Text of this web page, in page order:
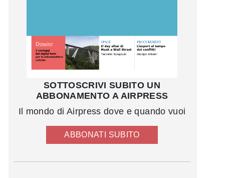
SOTTOSCRIVI SUBITO UN
ABBONAMENTO A AIRPRESS
Il mondo di Airpress dove e quando vuoi
ABBONATI SUBITO